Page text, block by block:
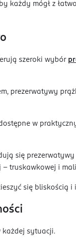
każdy mógł z
szeroki wybór
prezerwatywy
w
się
– truskawkowej i
się bliskością i
każdej sytuacji.